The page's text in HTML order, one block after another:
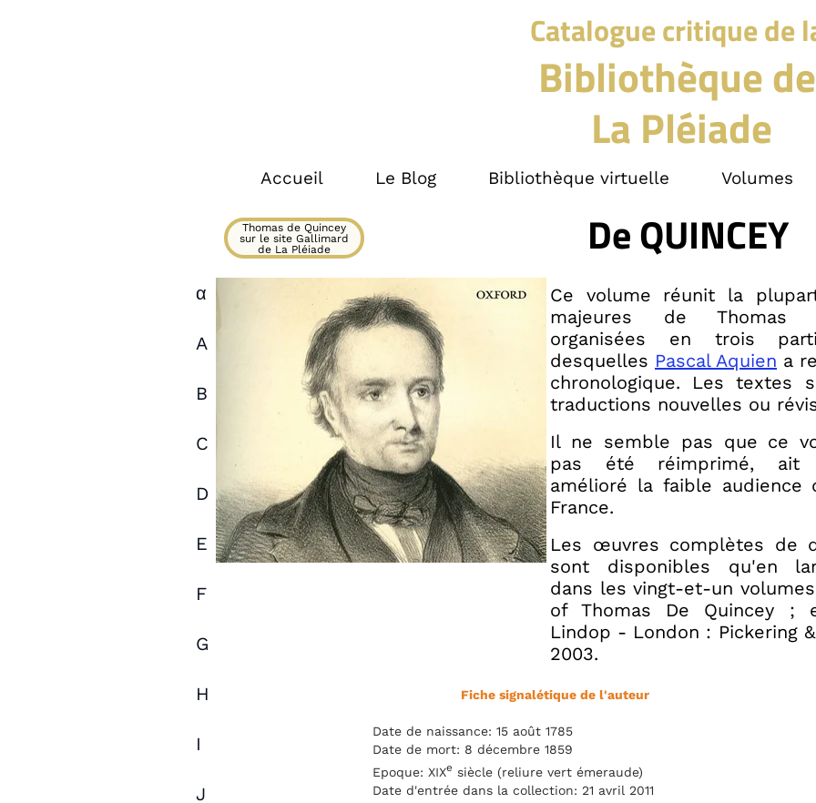
Catalogue critique de
Bibliothèque de
La Pléiade
α
A
B
C
D
E
F
G
H
I
J
Accueil Le Blog Bibliothèque virtuelle Volumes
De QUINCEY
Thomas de Quincey
sur le site Gallimard
de La Pléiade
Ce volume réunit la
majeures de Thomas
organisées en trois
desquelles Pascal Aquien a
chronologique. Les textes
traductions nouvelles ou
Il ne semble pas que ce
pas été réimprimé, ait
amélioré la faible audience
France.
Les œuvres complètes de
sont disponibles qu'en
dans les vingt-et-un
of Thomas De Quincey ;
Lindop - London : Pickering
2003.
Fiche signalétique de l'auteur
Date de naissance: 15 août 1785
Date de mort: 8 décembre 1859
Epoque: XIXe siècle (reliure vert émeraude)
Date d'entrée dans la collection: 21 avril 2011